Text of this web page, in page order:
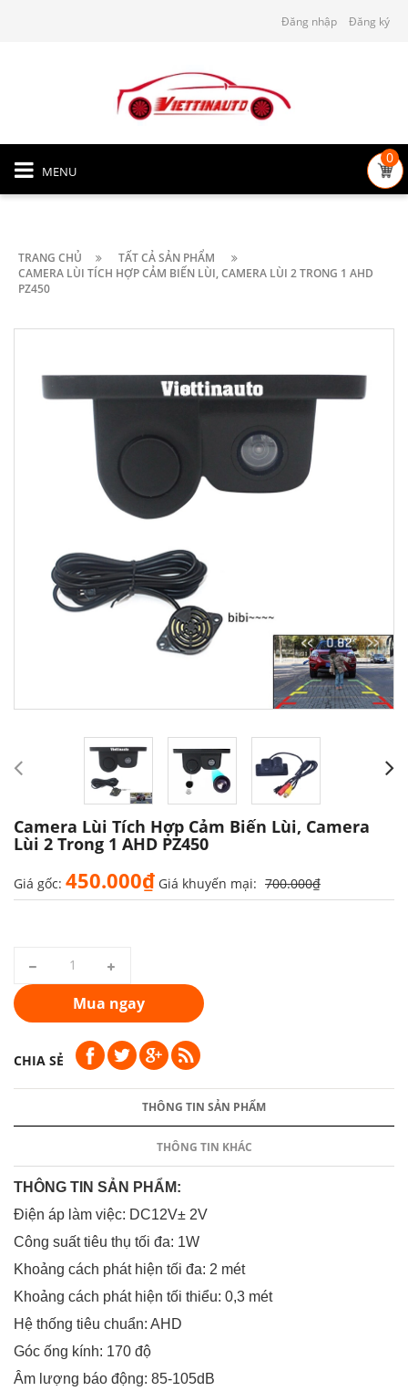
Đăng nhập Đăng ký
MENU
0
TRANG CHỦ
TẤT CẢ SẢN PHẨM
CAMERA LÙI TÍCH HỢP CẢM BIẾN LÙI, CAMERA LÙI 2 TRONG 1 AHD
PZ450
Camera Lùi Tích Hợp Cảm Biến Lùi, Camera
Lùi 2 Trong 1 AHD PZ450
Giá gốc: 450.000₫ Giá khuyến mại: 700.000₫
Mua ngay
CHIA SẺ
THÔNG TIN SẢN PHẨM
THÔNG TIN KHÁC
THÔNG TIN SẢN PHẨM:
Điện áp làm việc: DC12V± 2V
Công suất tiêu thụ tối đa: 1W
Khoảng cách phát hiện tối đa: 2 mét
Khoảng cách phát hiện tối thiểu: 0,3 mét
Hệ thống tiêu chuẩn: AHD
Góc ống kính: 170 độ
Âm lượng báo động: 85-105dB